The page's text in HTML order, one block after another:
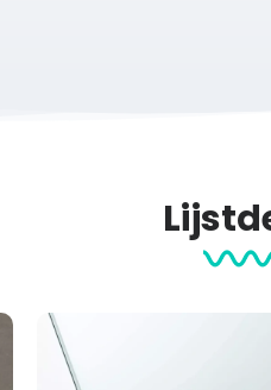
papier met structuur (maat
M (30×40 cm) L